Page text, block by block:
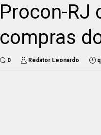
Procon-RJ
compras
0 Redator Leonardo